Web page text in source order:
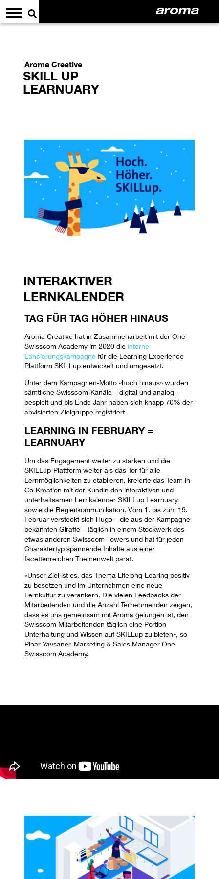
Aroma Creative
SKILL UP
LEARNUARY
INTERAKTIVER
LERNKALENDER
TAG FÜR TAG HÖHER HINAUS
Aroma Creative hat in Zusammenarbeit mit der One
Swisscom Academy im 2020 die interne
Lancierungskampagne für die Learning Experience
Plattform SKILLup entwickelt und umgesetzt.
Unter dem Kampagnen-Motto «hoch hinaus» wurden
sämtliche Swisscom-Kanäle – digital und analog –
bespielt und bis Ende Jahr haben sich knapp 70% der
anvisierten Zielgruppe registriert.
LEARNING IN FEBRUARY =
LEARNUARY
Um das Engagement weiter zu stärken und die
SKILLup-Plattform weiter als das Tor für alle
Lernmöglichkeiten zu etablieren, kreierte das Team in
Co-Kreation mit der Kundin den interaktiven und
unterhaltsamen Lernkalender SKILLup Learnuary
sowie die Begleitkommunikation. Vom 1. bis zum 19.
Februar versteckt sich Hugo – die aus der Kampagne
bekannten Giraffe – täglich in einem Stockwerk des
etwas anderen Swisscom-Towers und hat für jeden
Charaktertyp spannende Inhalte aus einer
facettenreichen Themenwelt parat.
«Unser Ziel ist es, das Thema Lifelong-Learing positiv
zu besetzen und im Unternehmen eine neue
Lernkultur zu verankern. Die vielen Feedbacks der
Mitarbeitenden und die Anzahl Teilnehmenden zeigen,
dass es uns gemeinsam mit Aroma gelungen ist, den
Swisscom Mitarbeitenden täglich eine Portion
Unterhaltung und Wissen auf SKILLup zu bieten», so
Pinar Yavsaner, Marketing & Sales Manager One
Swisscom Academy.